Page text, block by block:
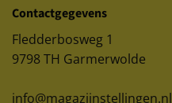
Contactgegevens
Fledderbosweg 1
9798 TH Garmerwolde
info@magazijnstellingen.nl